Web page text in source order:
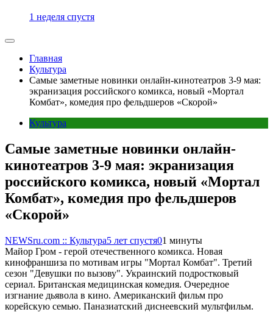
1 неделя спустя
Главная
Культура
Самые заметные новинки онлайн-кинотеатров 3-9 мая:
экранизация российского комикса, новый «Мортал
Комбат», комедия про фельдшеров «Скорой»
Культура
Самые заметные новинки онлайн-
кинотеатров 3-9 мая: экранизация
российского комикса, новый «Мортал
Комбат», комедия про фельдшеров
«Скорой»
NEWSru.com :: Культура5 лет спустя01 минуты
Майор Гром - герой отечественного комикса. Новая
кинофраншиза по мотивам игры "Мортал Комбат". Третий
сезон "Девушки по вызову". Украинский подростковый
сериал. Британская медицинская комедия. Очередное
изгнание дьявола в кино. Американский фильм про
корейскую семью. Паназиатский диснеевский мультфильм.